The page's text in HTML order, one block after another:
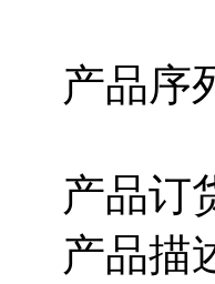
产品序
产品订
产品描